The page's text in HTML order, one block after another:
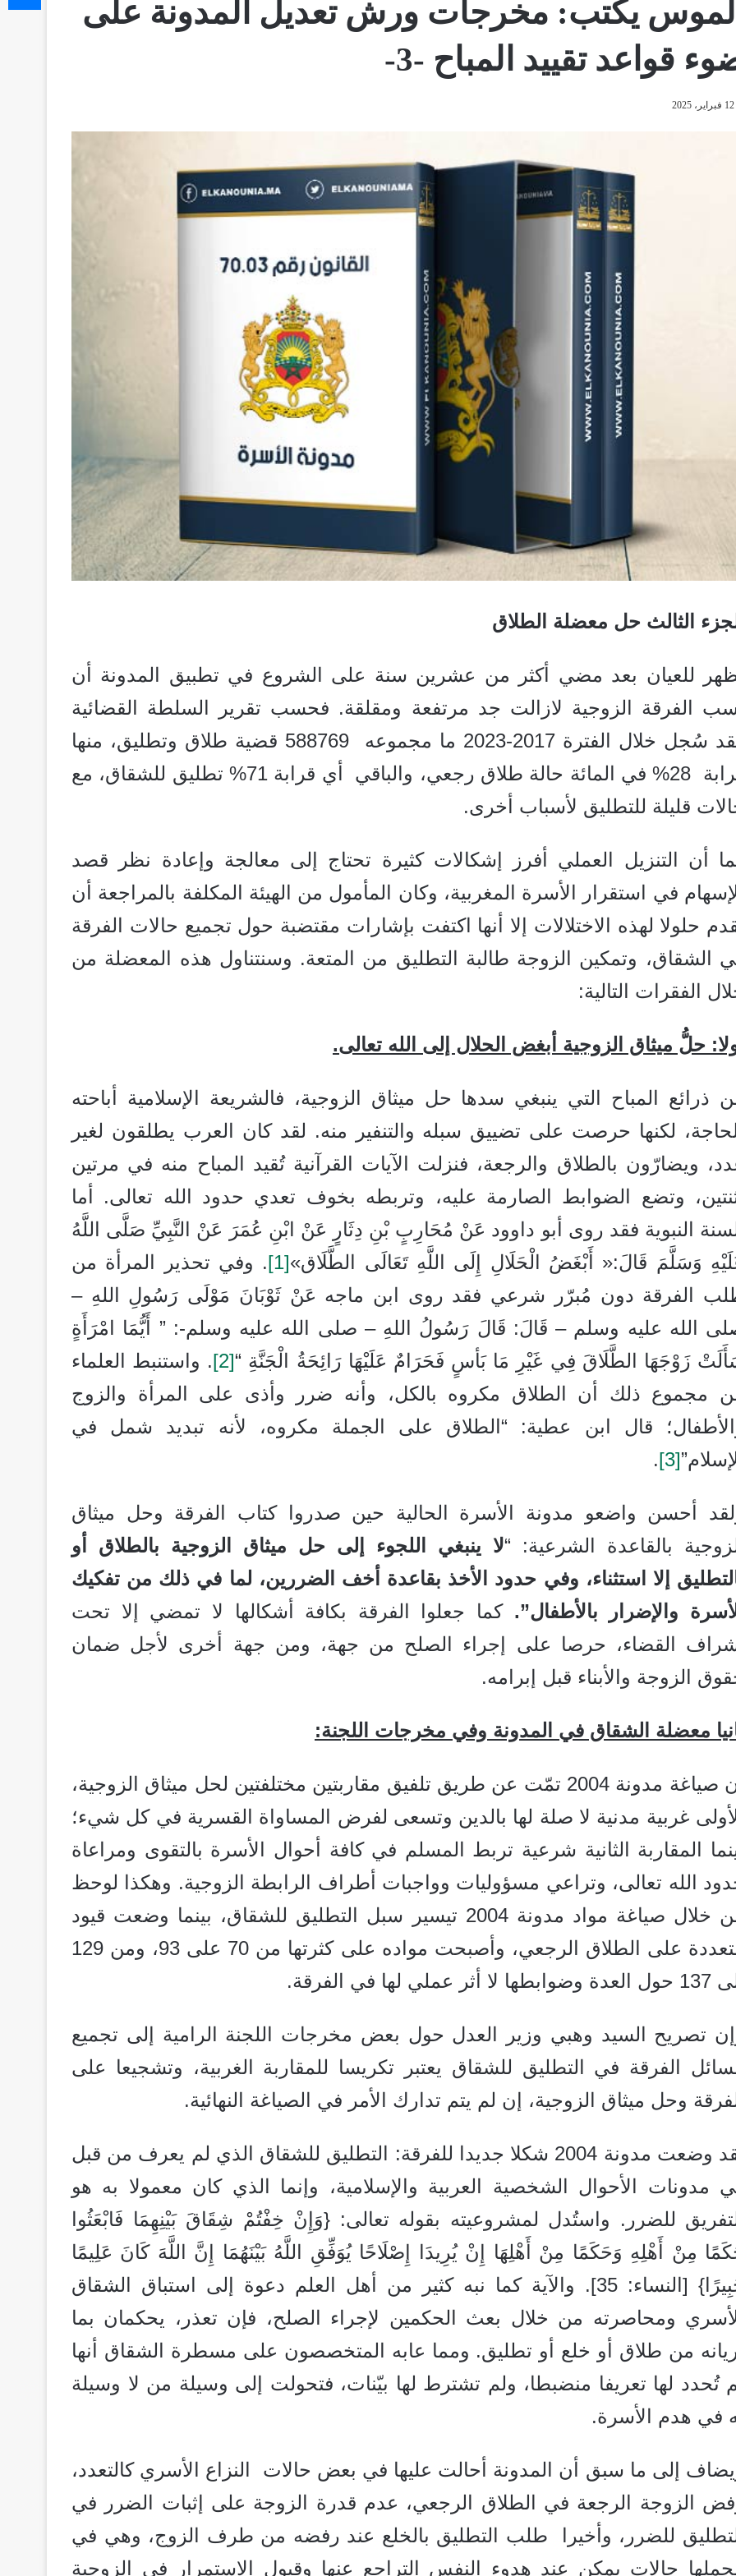
الموس يكتب: مخرجات ورش تعديل المدونة على
قواعد تقييد المباح -3-
12 فبراير، 2025
الثالث حل معضلة الطلاق
للعيان بعد مضي أكثر من عشرين سنة على الشروع في تطبيق المدونة أن
الفرقة الزوجية لازالت جد مرتفعة ومقلقة. فحسب تقرير السلطة القضائية
فقد سُجل خلال الفترة 2017-2023 ما مجموعه 588769 قضية طلاق وتطليق، منها
قرابة 28% في المائة حالة طلاق رجعي، والباقي أي قرابة 71% تطليق للشقاق، مع
قليلة للتطليق لأسباب أخرى.
أن التنزيل العملي أفرز إشكالات كثيرة تحتاج إلى معالجة وإعادة نظر قصد
في استقرار الأسرة المغربية، وكان المأمول من الهيئة المكلفة بالمراجعة أن
حلولا لهذه الاختلالات إلا أنها اكتفت بإشارات مقتضبة حول تجميع حالات الفرقة
الشقاق، وتمكين الزوجة طالبة التطليق من المتعة. وسنتناول هذه المعضلة من
الفقرات التالية:
حلُّ ميثاق الزوجية أبغض الحلال إلى الله تعالى.
ذرائع المباح التي ينبغي سدها حل ميثاق الزوجية، فالشريعة الإسلامية أباحته
لكنها حرصت على تضييق سبله والتنفير منه. لقد كان العرب يطلقون لغير
ويضارّون بالطلاق والرجعة، فنزلت الآيات القرآنية تُقيد المباح منه في مرتين
وتضع الضوابط الصارمة عليه، وتربطه بخوف تعدي حدود الله تعالى. أما
النبوية فقد روى أبو داوود عَنْ مُحَارِبٍ بْنِ دِثَارٍ عَنْ ابْنِ عُمَرَ عَنْ النَّبِيِّ صَلَّى اللَّهُ
وَسَلَّمَ قَالَ:« أَبْغَضُ الْحَلَالِ إِلَى اللَّهِ تَعَالَى الطَّلَاق»[1]
. وفي تحذير المرأة من
الفرقة دون مُبرّر شرعي فقد روى ابن ماجه عَنْ ثَوْبَانَ مَوْلَى رَسُولِ اللهِ –
الله عليه وسلم – قَالَ: قَالَ رَسُولُ اللهِ – صلى الله عليه وسلم-: ” أَيُّمَا امْرَأَةٍ
زَوْجَهَا الطَّلَاقَ فِي غَيْرِ مَا بَأسٍ فَحَرَامٌ عَلَيْهَا رَائِحَةُ الْجَنَّةِ “[2]
. واستنبط العلماء
مجموع ذلك أن الطلاق مكروه بالكل، وأنه ضرر وأذى على المرأة والزوج
قال ابن عطية: “الطلاق على الجملة مكروه، لأنه تبديد شمل في
[3]
.
أحسن واضعو مدونة الأسرة الحالية حين صدروا كتاب الفرقة وحل ميثاق
بالقاعدة الشرعية: “لا ينبغي اللجوء إلى حل ميثاق الزوجية بالطلاق أو
إلا استثناء، وفي حدود الأخذ بقاعدة أخف الضررين، لما في ذلك من تفكيك
والإضرار بالأطفال”.كما جعلوا الفرقة بكافة أشكالها لا تمضي إلا تحت
القضاء، حرصا على إجراء الصلح من جهة، ومن جهة أخرى لأجل ضمان
الزوجة والأبناء قبل إبرامه.
معضلة الشقاق في المدونة وفي مخرجات اللجنة:
إن صياغة مدونة 2004 تمّت عن طريق تلفيق مقاربتين مختلفتين لحل ميثاق الزوجية،
غربية مدنية لا صلة لها بالدين وتسعى لفرض المساواة القسرية في كل شيء؛
المقاربة الثانية شرعية تربط المسلم في كافة أحوال الأسرة بالتقوى ومراعاة
الله تعالى، وتراعي مسؤوليات وواجبات أطراف الرابطة الزوجية. وهكذا لوحظ
من خلال صياغة مواد مدونة 2004 تيسير سبل التطليق للشقاق، بينما وضعت قيود
متعددة على الطلاق الرجعي، وأصبحت مواده على كثرتها من 70 على 93، ومن 129
لا أثر عملي لها في الفرقة.
تصريح السيد وهبي وزير العدل حول بعض مخرجات اللجنة الرامية إلى تجميع
الفرقة في التطليق للشقاق يعتبر تكريسا للمقاربة الغربية، وتشجيعا على
وحل ميثاق الزوجية، إن لم يتم تدارك الأمر في الصياغة النهائية.
لقد وضعت مدونة 2004 شكلا جديدا للفرقة: التطليق للشقاق الذي لم يعرف من قبل
مدونات الأحوال الشخصية العربية والإسلامية، وإنما الذي كان معمولا به هو
للضرر. واستُدل لمشروعيته بقوله تعالى: {وَإِنْ خِفْتُمْ شِقَاقَ بَيْنِهِمَا فَابْعَثُوا
مِنْ أَهْلِهِ وَحَكَمًا مِنْ أَهْلِهَا إِنْ يُرِيدَا إِصْلَاحًا يُوَفِّقِ اللَّهُ بَيْنَهُمَا إِنَّ اللَّهَ كَانَ عَلِيمًا
خَبِيرًا} [النساء: 35]. والآية كما نبه كثير من أهل العلم دعوة إلى استباق الشقاق
ومحاصرته من خلال بعث الحكمين لإجراء الصلح، فإن تعذر، يحكمان بما
من طلاق أو خلع أو تطليق. ومما عابه المتخصصون على مسطرة الشقاق أنها
تُحدد لها تعريفا منضبطا، ولم تشترط لها بيّنات، فتحولت إلى وسيلة من لا وسيلة
في هدم الأسرة.
إلى ما سبق أن المدونة أحالت عليها في بعض حالات النزاع الأسري كالتعدد،
الزوجة الرجعة في الطلاق الرجعي، عدم قدرة الزوجة على إثبات الضرر في
للضرر، وأخيرا طلب التطليق بالخلع عند رفضه من طرف الزوج، وهي في
حالات يمكن عند هدوء النفس التراجع عنها وقبول الاستمرار في الزوجية